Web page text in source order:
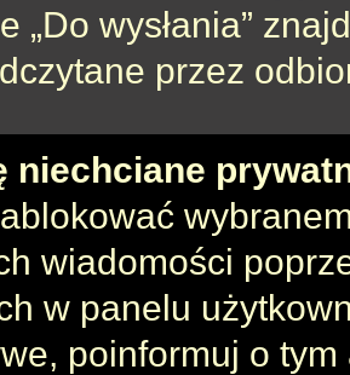
„Do wysłania”
przez
niechciane
wiadomości
w panelu
poinformuj o